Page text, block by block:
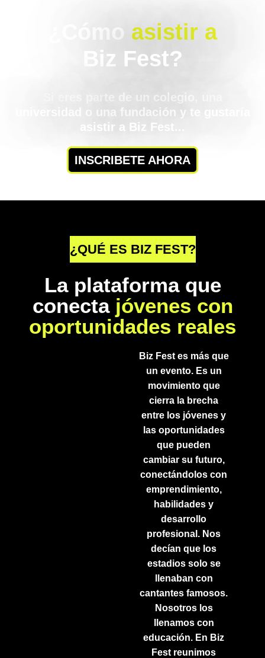
asistir a
Biz Fest?
universidad o una fundación y te gustaría
asistir a Biz Fest...
INSCRIBETE AHORA
¿QUÉ ES BIZ FEST?
La plataforma que
conecta jóvenes con
oportunidades reales
Biz Fest es más que
un evento. Es un
movimiento que
cierra la brecha
entre los jóvenes y
las oportunidades
que pueden
cambiar su futuro,
conectándolos con
emprendimiento,
habilidades y
desarrollo
profesional. Nos
decían que los
estadios solo se
llenaban con
cantantes famosos.
Nosotros los
llenamos con
educación. En Biz
Fest reunimos